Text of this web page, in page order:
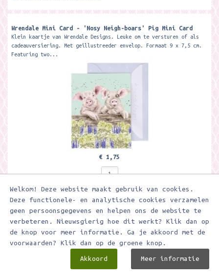
Welkom! Deze website maakt gebruik van cookies.
Deze functionele- en analytische cookies verzamelen
geen persoonsgegevens en helpen ons de website te
verbeteren. Nieuwsgierig hoe dit werkt? Klik dan op
de knop voor meer informatie. Ga je akkoord met de
voorwaarden? Klik dan op de groene knop.
Akkoord Meer informatie
Wrendale Mini Card - 'Nosy Neigh-boars' Pig Mini Card ​
Klein kaartje van Wrendale Designs. Leuke om te versturen of als
cadeauversiering. Met geillustreeder envelop. Formaat 9 x 7,5 cm.
Featuring two...
€ 1,75
In winkelwagen
Toevoegen aan verlanglijstje
Wrendale Mini Card - 'Not a Daisy Goes By' Duck Mini Card
Klein kaartje van Wrendale Designs. Leuke om te versturen of als
cadeauversiering. Met geillustreeder envelop. Formaat 9 x 7,5 cm.